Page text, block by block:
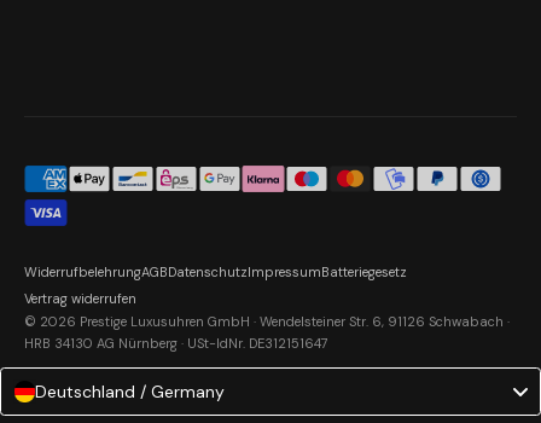
© 2026 Prestige Luxusuhren GmbH · Wendelsteiner Str. 6, 91126 Schwabach ·
HRB 34130 AG Nürnberg · USt-IdNr. DE312151647
WiderrufbelehrungAGBDatenschutzImpressumBatteriegesetz
Vertrag widerrufen
Deutschland / Germany